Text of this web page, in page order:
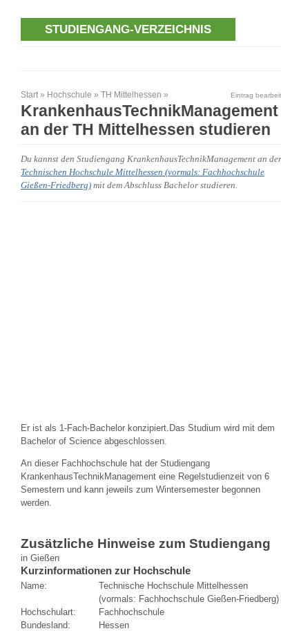
STUDIENGANG-VERZEICHNIS
Start » Hochschule » TH Mittelhessen » Eintrag
KrankenhausTechnikManagement
an der TH Mittelhessen studieren
Du kannst den Studiengang KrankenhausTechnikManagement an der
Technischen Hochschule Mittelhessen (vormals: Fachhochschule
Gießen-Friedberg) mit dem Abschluss Bachelor studieren.
Er ist als 1-Fach-Bachelor konzipiert.Das Studium wird mit dem
Bachelor of Science abgeschlossen.
An dieser Fachhochschule hat der Studiengang
KrankenhausTechnikManagement eine Regelstudienzeit von 6
Semestern und kann jeweils zum Wintersemester begonnen
werden.
Zusätzliche Hinweise zum Studiengang
in Gießen
Kurzinformationen zur Hochschule
Name:
Technische Hochschule Mittelhessen
(vormals: Fachhochschule Gießen-Friedberg)
Hochschulart:
Fachhochschule
Bundesland:
Hessen